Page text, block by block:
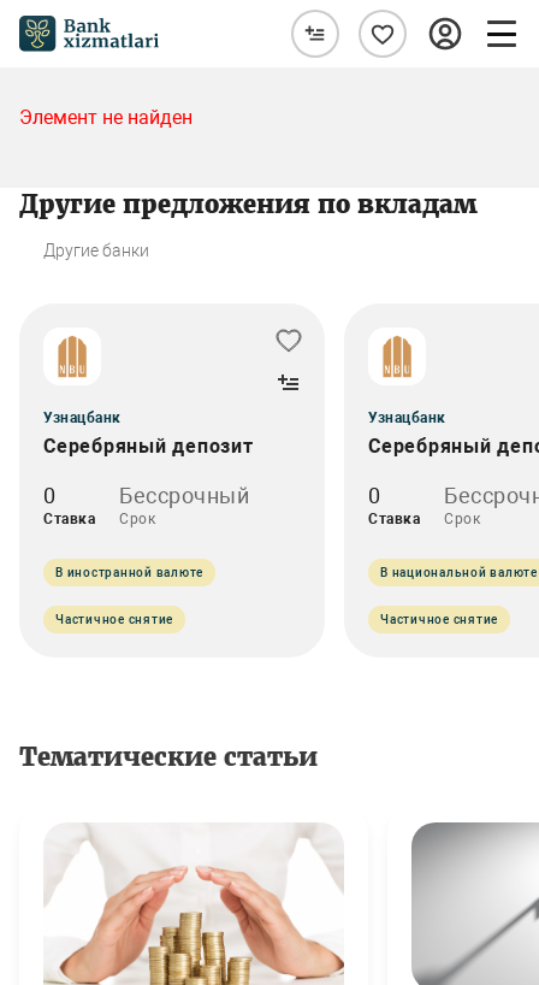
Элемент не найден
Другие предложения по вкладам
Другие банки
Узнацбанк
Серебряный депозит
0
Ставка
Бессрочный
Срок
В иностранной валюте
Частичное снятие
Узнацбанк
Серебряный
0
Ставка Срок
В национальной валюте
Частичное снятие
Тематические статьи